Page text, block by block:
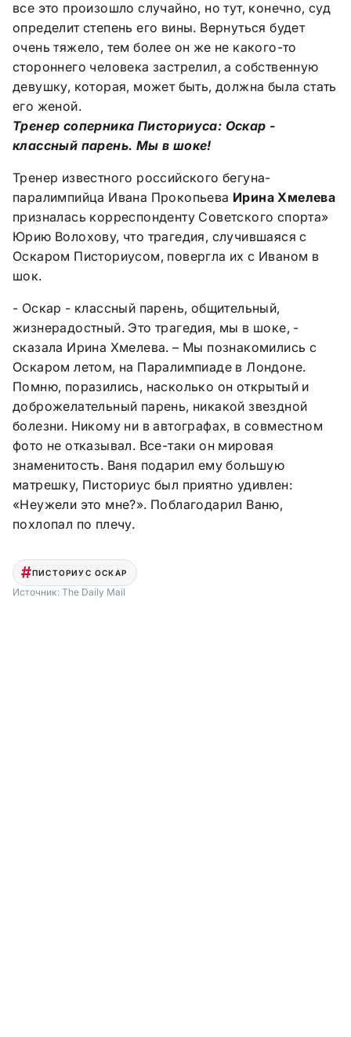
все это произошло случайно, но тут, конечно, суд
определит степень его вины. Вернуться будет
очень тяжело, тем более он же не какого-то
стороннего человека застрелил, а собственную
девушку, которая, может быть, должна была стать
его женой.
Тренер соперника Писториуса: Оскар -
классный парень. Мы в шоке!
Тренер известного российского бегуна-
паралимпийца Ивана Прокопьева Ирина Хмелева
призналась корреспонденту Советского спорта»
Юрию Волохову, что трагедия, случившаяся с
Оскаром Писториусом, повергла их с Иваном в
шок.
- Оскар - классный парень, общительный,
жизнерадостный. Это трагедия, мы в шоке, -
сказала Ирина Хмелева. – Мы познакомились с
Оскаром летом, на Паралимпиаде в Лондоне.
Помню, поразились, насколько он открытый и
доброжелательный парень, никакой звездной
болезни. Никому ни в автографах, в совместном
фото не отказывал. Все-таки он мировая
знаменитость. Ваня подарил ему большую
матрешку, Писториус был приятно удивлен:
«Неужели это мне?». Поблагодарил Ваню,
похлопал по плечу.
ПИСТОРИУС ОСКАР
Источник: The Daily Mail